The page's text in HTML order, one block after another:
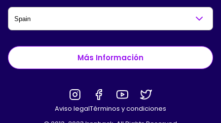
Más Información
Aviso legalTérminos y condiciones